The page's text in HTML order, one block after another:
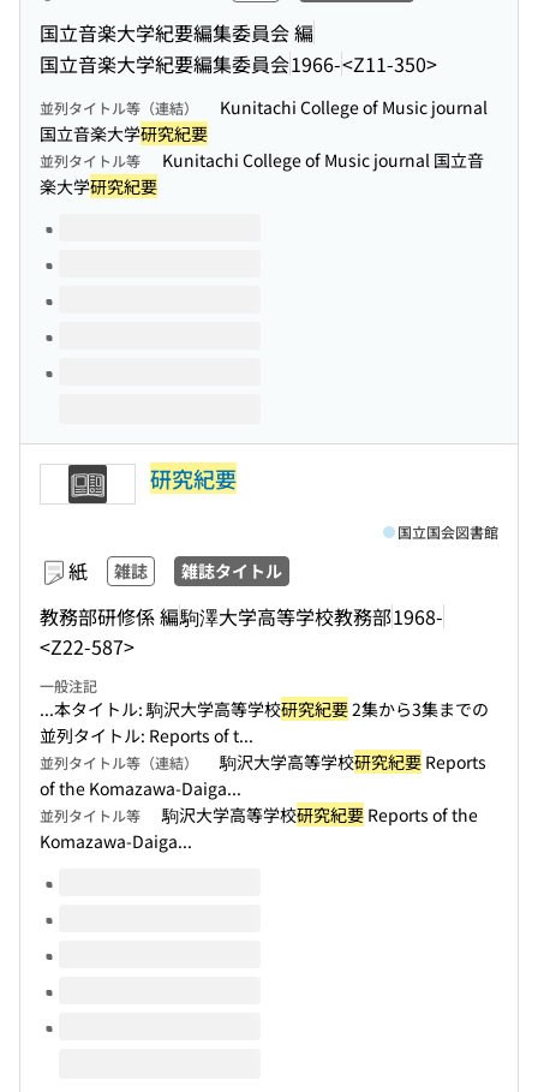
国立音楽大学紀要編集委員会 編
国立音楽大学紀要編集委員会1966-<Z11-350>
並列タイトル等（連結）
Kunitachi College of Music journal
国立音楽大学研究紀要
並列タイトル等
Kunitachi College of Music journal 国立音
楽大学研究紀要
このタイトルの巻号
研究紀要
紙 雑誌 雑誌タイトル
教務部研修係 編駒澤大学高等学校教務部1968-
<Z22-587>
国立国会図書館
一般注記
...本タイトル: 駒沢大学高等学校研究紀要2集から3集までの
並列タイトル: Reports of t...
並列タイトル等（連結） 駒沢大学高等学校研究紀要 Reports
of the Komazawa-Daiga...
並列タイトル等 駒沢大学高等学校研究紀要 Reports of the
Komazawa-Daiga...
このタイトルの巻号